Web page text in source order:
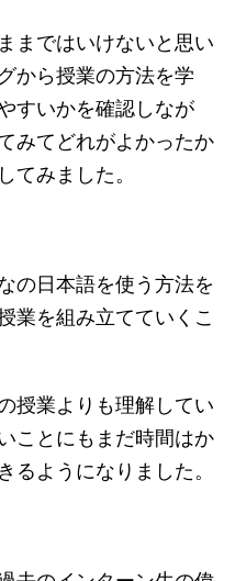
まではいけないと思い
から授業の方法を学
すいかを確認しなが
みてどれがよかったか
てみました。
の日本語を使う方法を
業を組み立てていくこ
授業よりも理解してい
ことにもまだ時間はか
るようになりました。